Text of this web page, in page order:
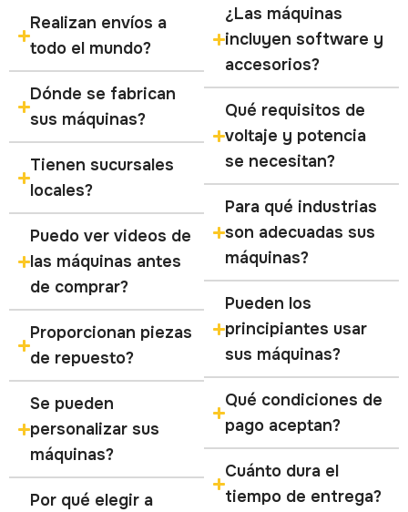
Realizan envíos a
todo el mundo?
Dónde se fabrican
sus máquinas?
Tienen sucursales
locales?
Puedo ver videos de
las máquinas antes
de comprar?
Proporcionan piezas
de repuesto?
Se pueden
personalizar sus
máquinas?
Por qué elegir a
¿Las máquinas
incluyen software y
accesorios?
Qué requisitos de
voltaje y potencia
se necesitan?
Para qué industrias
son adecuadas sus
máquinas?
Pueden los
principiantes usar
sus máquinas?
Qué condiciones de
pago aceptan?
Cuánto dura el
tiempo de entrega?